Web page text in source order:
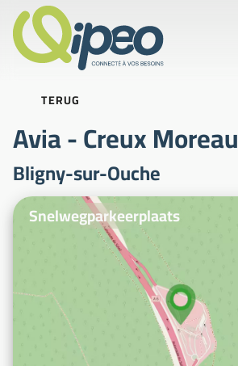
TERUG
Avia - Creux Moreau
Bligny-sur-Ouche
Illustratiefoto's
Snelwegparkeerplaats